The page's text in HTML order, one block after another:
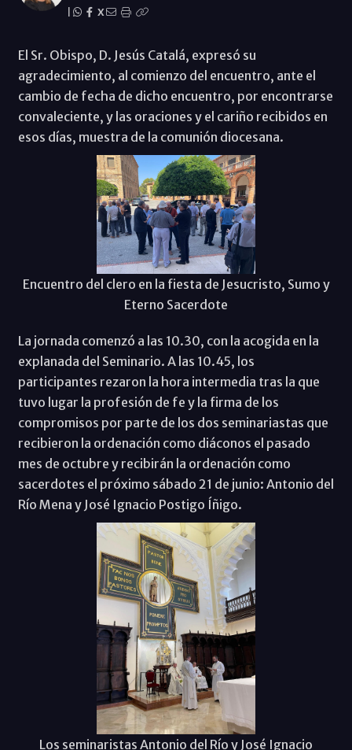
X
El Sr. Obispo, D. Jesús Catalá, expresó su
agradecimiento, al comienzo del encuentro, ante el
cambio de fecha de dicho encuentro, por encontrarse
convaleciente, y las oraciones y el cariño recibidos en
esos días, muestra de la comunión diocesana.
Encuentro del clero en la fiesta de Jesucristo, Sumo y
Eterno Sacerdote
La jornada comenzó a las 10.30, con la acogida en la
explanada del Seminario. A las 10.45, los
participantes rezaron la hora intermedia tras la que
tuvo lugar la profesión de fe y la firma de los
compromisos por parte de los dos seminariastas que
recibieron la ordenación como diáconos el pasado
mes de octubre y recibirán la ordenación como
sacerdotes el próximo sábado 21 de junio: Antonio del
Río Mena y José Ignacio Postigo Íñigo.
Los seminaristas Antonio del Río y José Ignacio